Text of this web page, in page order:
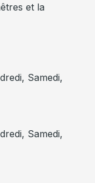
et la
Samedi,
Samedi,